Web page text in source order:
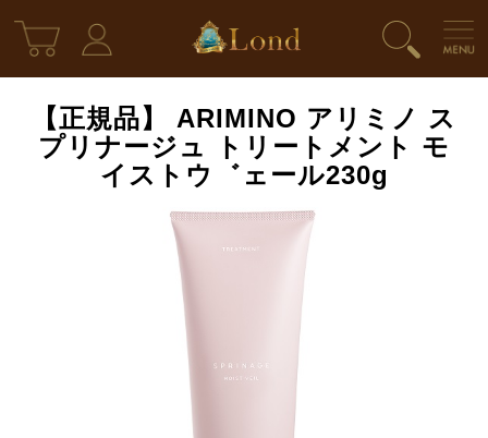
【正規品】 ARIMINO アリミノ ス
プリナージュ トリートメント モ
イストウ゛ェール230g